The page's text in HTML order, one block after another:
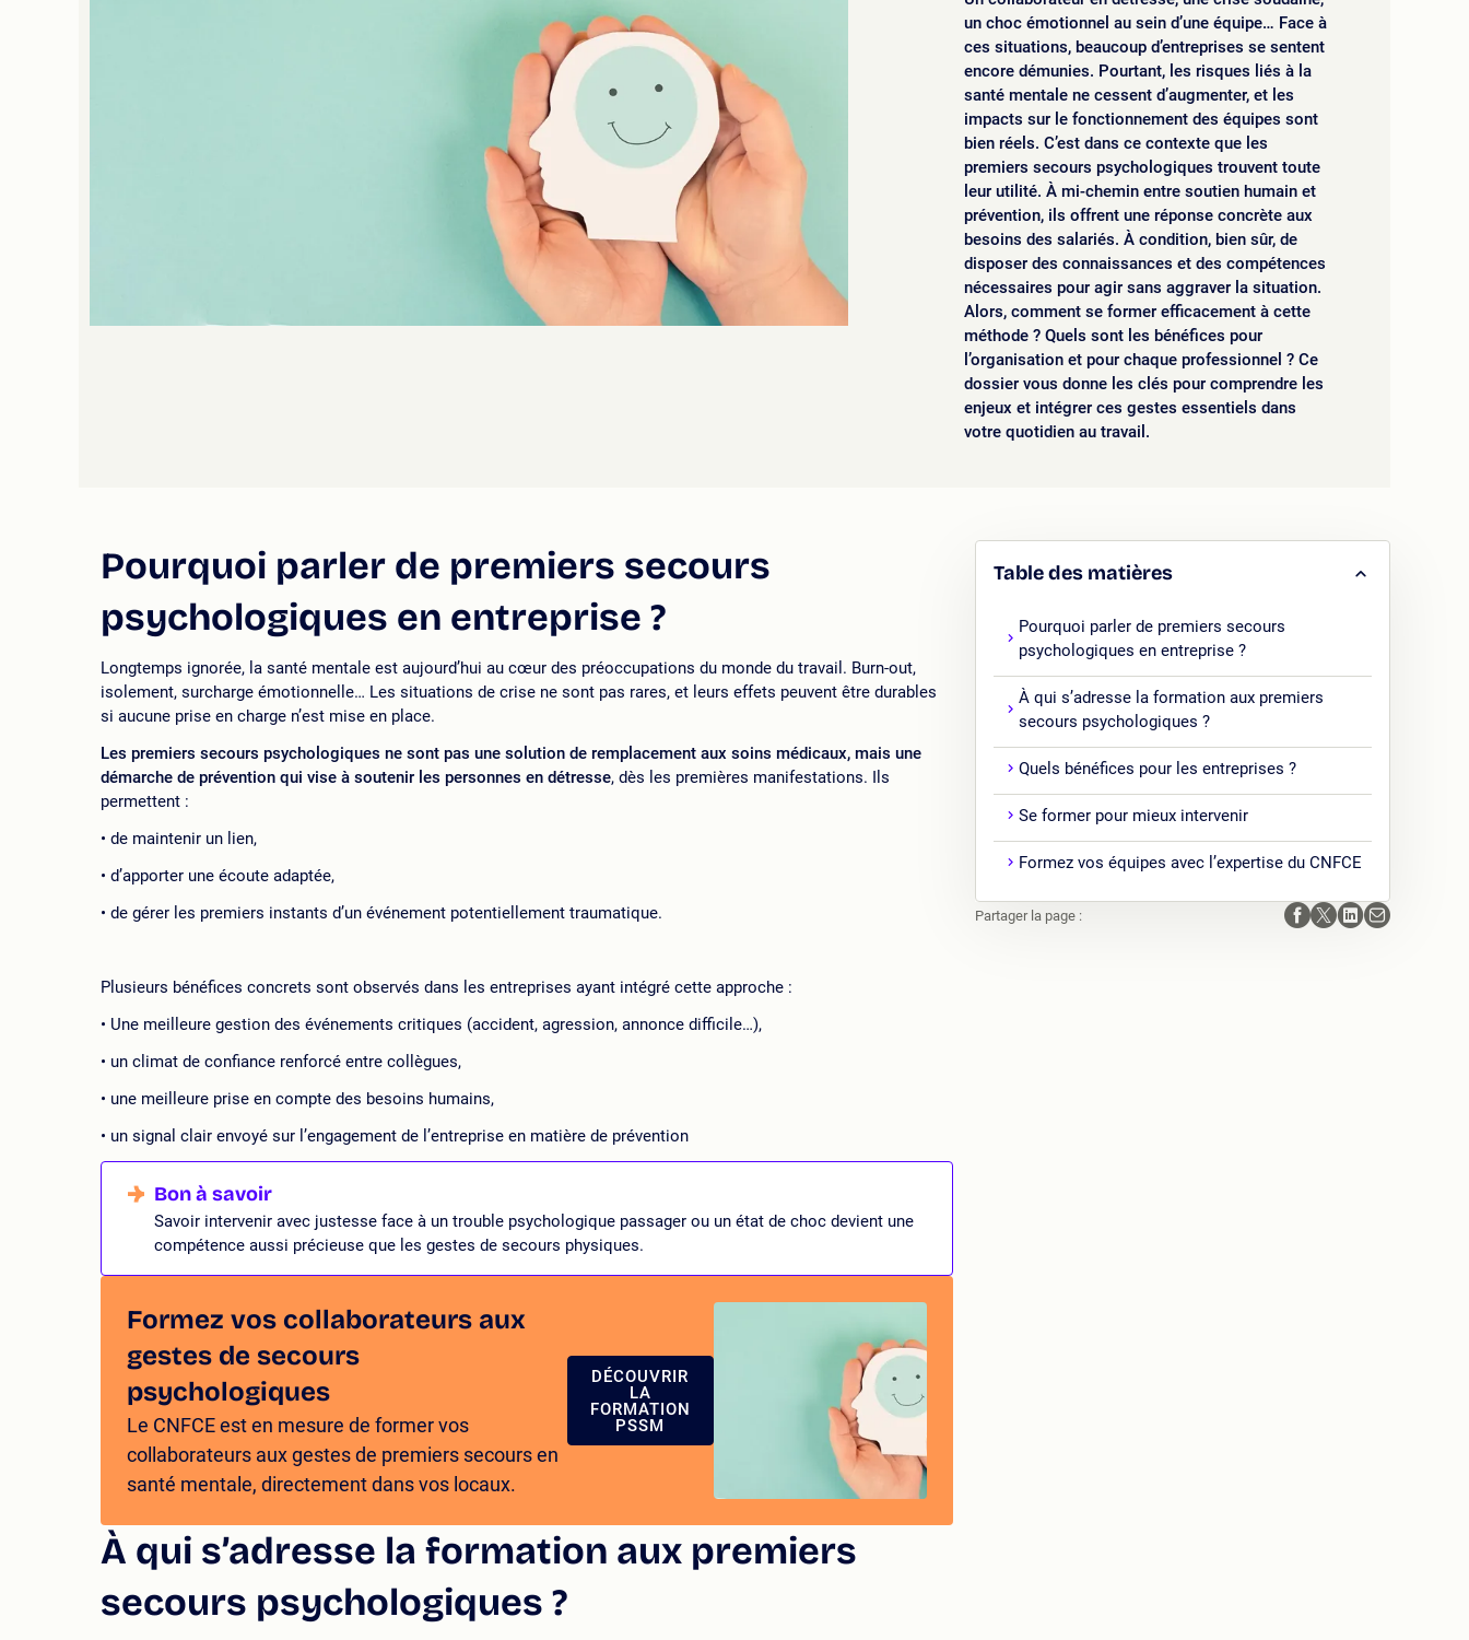
un choc émotionnel au sein d’une équipe… Face à
ces situations, beaucoup d’entreprises se sentent
encore démunies. Pourtant, les risques liés à la
santé mentale ne cessent d’augmenter, et les
impacts sur le fonctionnement des équipes sont
bien réels. C’est dans ce contexte que les
premiers secours psychologiques trouvent toute
leur utilité. À mi-chemin entre soutien humain et
prévention, ils offrent une réponse concrète aux
besoins des salariés. À condition, bien sûr, de
disposer des connaissances et des compétences
nécessaires pour agir sans aggraver la situation.
Alors, comment se former efficacement à cette
méthode ? Quels sont les bénéfices pour
l’organisation et pour chaque professionnel ? Ce
dossier vous donne les clés pour comprendre les
enjeux et intégrer ces gestes essentiels dans
votre quotidien au travail.
Pourquoi parler de premiers secours
psychologiques en entreprise ?
Longtemps ignorée, la santé mentale est aujourd’hui au cœur des préoccupations du monde du travail. Burn-out,
isolement, surcharge émotionnelle… Les situations de crise ne sont pas rares, et leurs effets peuvent être durables
si aucune prise en charge n’est mise en place.
Les premiers secours psychologiques ne sont pas une solution de remplacement aux soins médicaux, mais une
démarche de prévention qui vise à soutenir les personnes en détresse, dès les premières manifestations. Ils
permettent :
de maintenir un lien,
d’apporter une écoute adaptée,
de gérer les premiers instants d’un événement potentiellement traumatique.
Plusieurs bénéfices concrets sont observés dans les entreprises ayant intégré cette approche :
Une meilleure gestion des événements critiques (accident, agression, annonce difficile…),
un climat de confiance renforcé entre collègues,
une meilleure prise en compte des besoins humains,
un signal clair envoyé sur l’engagement de l’entreprise en matière de prévention
Savoir intervenir avec justesse face à un trouble psychologique passager ou un état de choc devient une
compétence aussi précieuse que les gestes de secours physiques.
Formez vos collaborateurs aux
gestes de secours
psychologiques
Le CNFCE est en mesure de former vos
collaborateurs aux gestes de premiers secours en
santé mentale, directement dans vos locaux.
DÉCOUVRIR
LA
FORMATION
PSSM
À qui s’adresse la formation aux premiers
secours psychologiques ?
Table des matières
Pourquoi parler de premiers secours
psychologiques en entreprise ?
À qui s’adresse la formation aux premiers
secours psychologiques ?
Quels bénéfices pour les entreprises ?
Se former pour mieux intervenir
Formez vos équipes avec l’expertise du CNFCE
Partager la page :